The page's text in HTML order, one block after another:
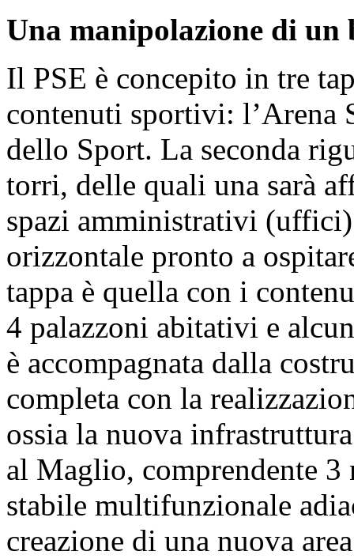
Una manipolazione di un
Il PSE è concepito in tre
contenuti sportivi: l’Arena
dello Sport. La seconda
torri, delle quali una sarà
spazi amministrativi
orizzontale pronto a
tappa è quella con i
4 palazzoni abitativi e
è accompagnata dalla
completa con la
ossia la nuova
al Maglio, comprendente
stabile multifunzionale
creazione di una nuova